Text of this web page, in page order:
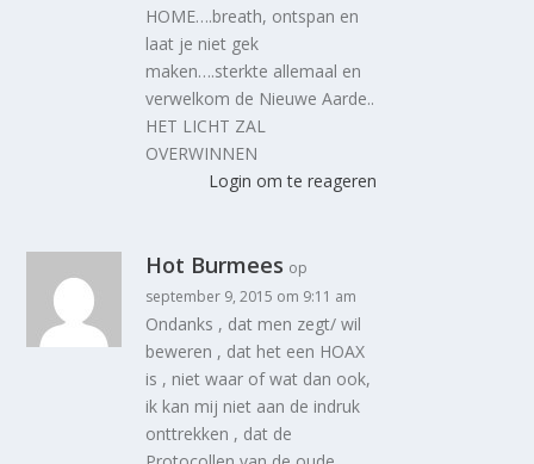
HOME….breath, ontspan en
laat je niet gek
maken….sterkte allemaal en
verwelkom de Nieuwe Aarde..
HET LICHT ZAL
OVERWINNEN
Login om te reageren
Hot Burmees op
september 9, 2015 om 9:11 am
Ondanks , dat men zegt/ wil
beweren , dat het een HOAX
is , niet waar of wat dan ook,
ik kan mij niet aan de indruk
onttrekken , dat de